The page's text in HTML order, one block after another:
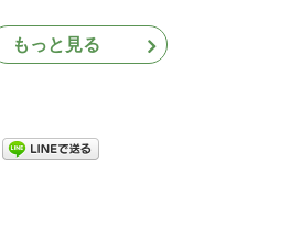
もっと見る